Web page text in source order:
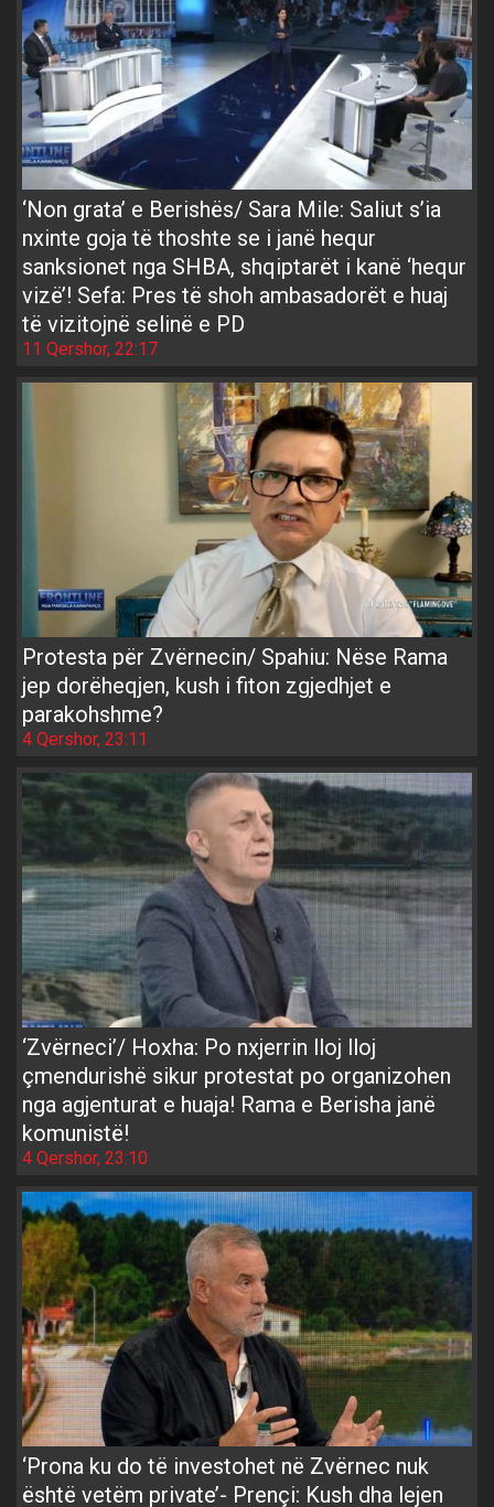
‘Non grata’ e Berishës/ Sara Mile: Saliut s’ia
nxinte goja të thoshte se i janë hequr
sanksionet nga SHBA, shqiptarët i kanë ‘hequr
vizë’! Sefa: Pres të shoh ambasadorët e huaj
të vizitojnë selinë e PD
11 Qershor, 22:17
Protesta për Zvërnecin/ Spahiu: Nëse Rama
jep dorëheqjen, kush i fiton zgjedhjet e
parakohshme?
4 Qershor, 23:11
‘Zvërneci’/ Hoxha: Po nxjerrin lloj lloj
çmendurishë sikur protestat po organizohen
nga agjenturat e huaja! Rama e Berisha janë
komunistë!
4 Qershor, 23:10
‘Prona ku do të investohet në Zvërnec nuk
është vetëm private’- Prençi: Kush dha lejen